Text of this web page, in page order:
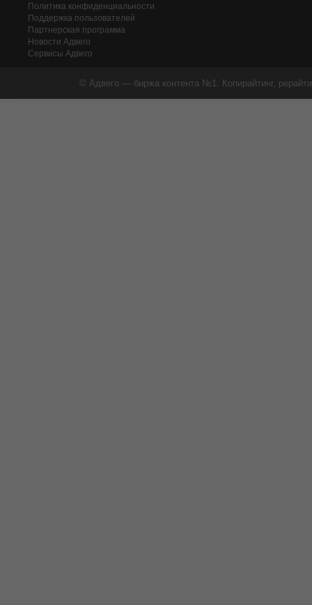
Политика конфиденциальности
Поддержка пользователей
Партнерская программа
Новости Адвего
Сервисы Адвего
© Адвего — биржа контента №1. Копирайтинг,